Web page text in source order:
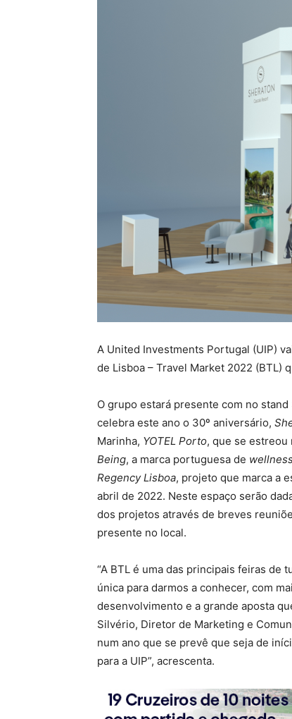
A United Investments Portugal (UIP)
de Lisboa – Travel Market 2022 (BTL)
O grupo estará presente com no
celebra este ano o 30º aniversário,
Marinha, YOTEL Porto, que se estreou
Being, a marca portuguesa de wellness
Regency Lisboa, projeto que marca a
abril de 2022. Neste espaço serão
dos projetos através de breves
presente no local.
“A BTL é uma das principais feiras de
única para darmos a conhecer, com
desenvolvimento e a grande aposta
Silvério, Diretor de Marketing e
num ano que se prevê que seja de
para a UIP”, acrescenta.